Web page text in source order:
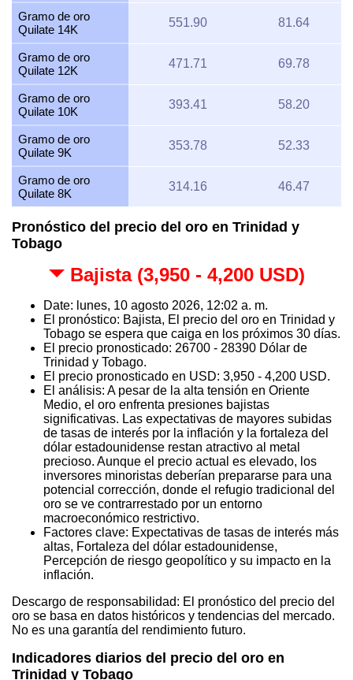
Gramo de oro
Quilate 14K
551.90 81.64
Gramo de oro
Quilate 12K
471.71 69.78
Gramo de oro
Quilate 10K
393.41 58.20
Gramo de oro
Quilate 9K
353.78 52.33
Gramo de oro
Quilate 8K
314.16 46.47
Pronóstico del precio del oro en Trinidad y
Tobago
Bajista (3,950 - 4,200 USD)
Date: lunes, 10 agosto 2026, 12:02 a. m.
El pronóstico: Bajista, El precio del oro en Trinidad y
Tobago se espera que caiga en los próximos 30 días.
El precio pronosticado: 26700 - 28390 Dólar de
Trinidad y Tobago.
El precio pronosticado en USD: 3,950 - 4,200 USD.
El análisis: A pesar de la alta tensión en Oriente
Medio, el oro enfrenta presiones bajistas
significativas. Las expectativas de mayores subidas
de tasas de interés por la inflación y la fortaleza del
dólar estadounidense restan atractivo al metal
precioso. Aunque el precio actual es elevado, los
inversores minoristas deberían prepararse para una
potencial corrección, donde el refugio tradicional del
oro se ve contrarrestado por un entorno
macroeconómico restrictivo.
Factores clave: Expectativas de tasas de interés más
altas, Fortaleza del dólar estadounidense,
Percepción de riesgo geopolítico y su impacto en la
inflación.
Descargo de responsabilidad: El pronóstico del precio del
oro se basa en datos históricos y tendencias del mercado.
No es una garantía del rendimiento futuro.
Indicadores diarios del precio del oro en
Trinidad y Tobago